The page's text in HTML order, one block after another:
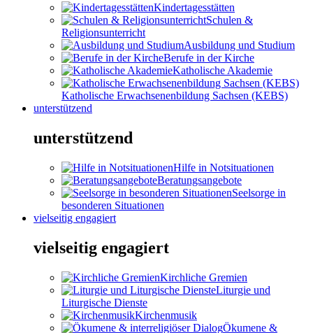
Kindertagesstätten
Schulen &
Religionsunterricht
Ausbildung und Studium
Berufe in der Kirche
Katholische Akademie
Katholische Erwachsenenbildung Sachsen (KEBS)
unterstützend
unterstützend
Hilfe in Notsituationen
Beratungsangebote
Seelsorge in
besonderen Situationen
vielseitig engagiert
vielseitig engagiert
Kirchliche Gremien
Liturgie und
Liturgische Dienste
Kirchenmusik
Ökumene &